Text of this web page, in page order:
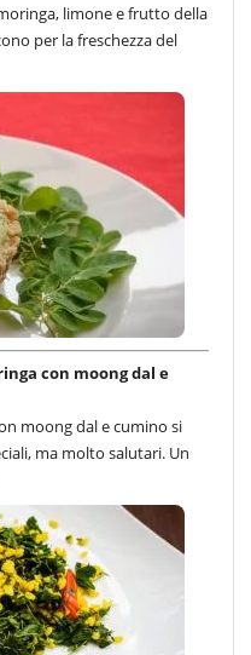
limone e frutto della
per la freschezza del
con moong dal e
moong dal e cumino si
ma molto salutari. Un